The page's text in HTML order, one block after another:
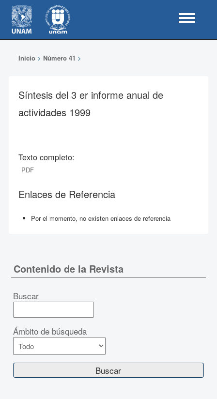
Inicio> Número 41 >
Síntesis del 3 er informe anual de
actividades 1999
Texto completo:
PDF
Enlaces de Referencia
Por el momento, no existen enlaces de referencia
Contenido de la Revista
Buscar
Ámbito de búsqueda